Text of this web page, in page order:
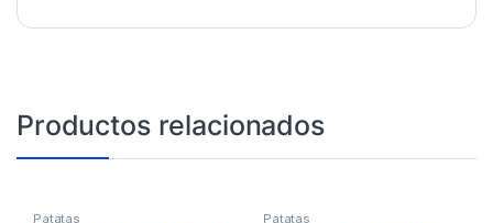
Productos relacionados
Patatas Patatas